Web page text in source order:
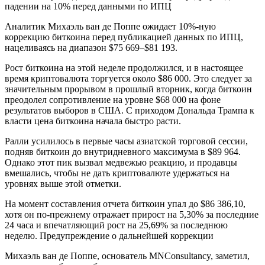
Аналитик Михаэль ван де Поппе ожидает 10%-ную
коррекцию биткоина перед публикацией данных по ИПЦ,
нацеливаясь на диапазон $75 669–$81 193.
Рост биткоина на этой неделе продолжился, и в настоящее
время криптовалюта торгуется около $86 000. Это следует за
значительным прорывом в прошлый вторник, когда биткоин
преодолел сопротивление на уровне $68 000 на фоне
результатов выборов в США. С приходом Дональда Трампа к
власти цена биткоина начала быстро расти.
Ралли усилилось в первые часы азиатской торговой сессии,
подняв биткоин до внутридневного максимума в $89 964.
Однако этот пик вызвал медвежью реакцию, и продавцы
вмешались, чтобы не дать криптовалюте удержаться на
уровнях выше этой отметки.
На момент составления отчета биткоин упал до $86 386,10,
хотя он по-прежнему отражает прирост на 5,30% за последние
24 часа и впечатляющий рост на 25,69% за последнюю
неделю. Предупреждение о дальнейшей коррекции
Михаэль ван де Поппе, основатель MNConsultancy, заметил,